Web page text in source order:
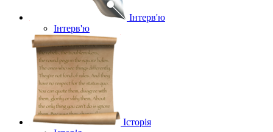
Інтерв'ю
Інтерв'ю
Історія